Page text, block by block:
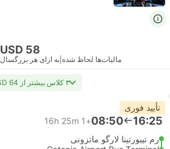
USD 58
مالیات‌ها لحاظ شده به ازای هر بزرگسال
۳ کلاس بیشتر از USD 64
تأیید فوری
16:25
08:50
+1
16h 25m
رم تیبورتینا لارگو ماتزونی